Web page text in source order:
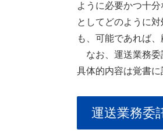
ように必要かつ十
としてどのように
も、可能であれば
なお、運送業務委
具体的内容は覚書
運送業務委